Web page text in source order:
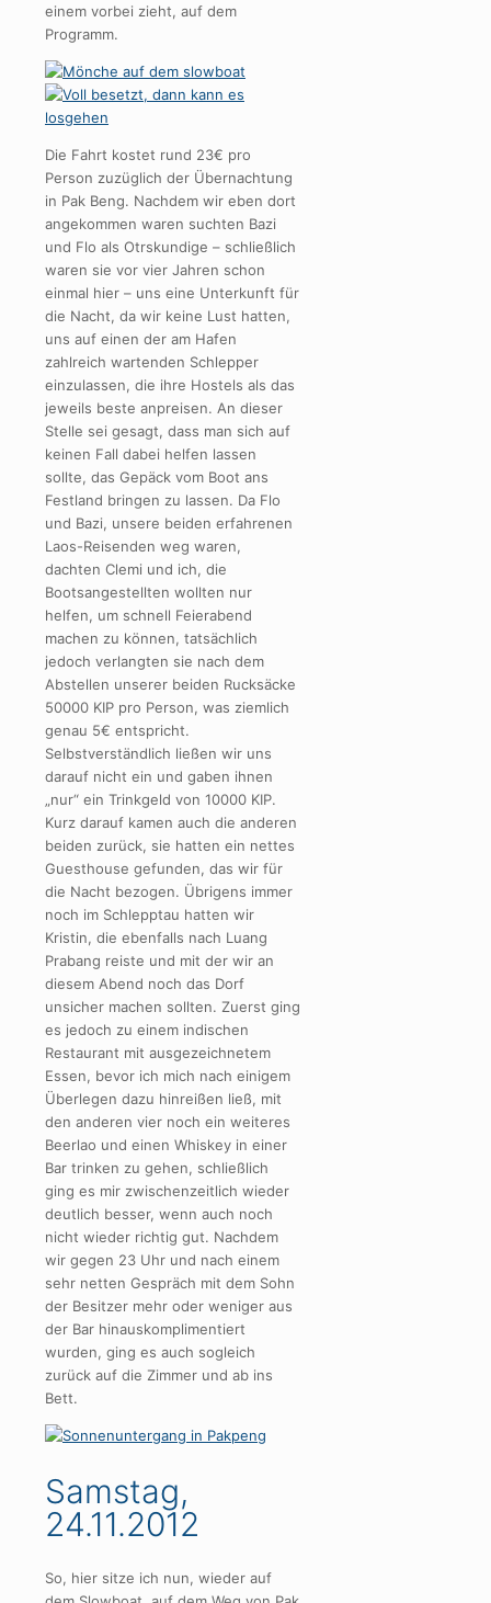
einem vorbei zieht, auf dem
Programm.
Die Fahrt kostet rund 23€ pro
Person zuzüglich der Übernachtung
in Pak Beng. Nachdem wir eben dort
angekommen waren suchten Bazi
und Flo als Otrskundige – schließlich
waren sie vor vier Jahren schon
einmal hier – uns eine Unterkunft für
die Nacht, da wir keine Lust hatten,
uns auf einen der am Hafen
zahlreich wartenden Schlepper
einzulassen, die ihre Hostels als das
jeweils beste anpreisen. An dieser
Stelle sei gesagt, dass man sich auf
keinen Fall dabei helfen lassen
sollte, das Gepäck vom Boot ans
Festland bringen zu lassen. Da Flo
und Bazi, unsere beiden erfahrenen
Laos-Reisenden weg waren,
dachten Clemi und ich, die
Bootsangestellten wollten nur
helfen, um schnell Feierabend
machen zu können, tatsächlich
jedoch verlangten sie nach dem
Abstellen unserer beiden Rucksäcke
50000 KIP pro Person, was ziemlich
genau 5€ entspricht.
Selbstverständlich ließen wir uns
darauf nicht ein und gaben ihnen
„nur“ ein Trinkgeld von 10000 KIP.
Kurz darauf kamen auch die anderen
beiden zurück, sie hatten ein nettes
Guesthouse gefunden, das wir für
die Nacht bezogen. Übrigens immer
noch im Schlepptau hatten wir
Kristin, die ebenfalls nach Luang
Prabang reiste und mit der wir an
diesem Abend noch das Dorf
unsicher machen sollten. Zuerst ging
es jedoch zu einem indischen
Restaurant mit ausgezeichnetem
Essen, bevor ich mich nach einigem
Überlegen dazu hinreißen ließ, mit
den anderen vier noch ein weiteres
Beerlao und einen Whiskey in einer
Bar trinken zu gehen, schließlich
ging es mir zwischenzeitlich wieder
deutlich besser, wenn auch noch
nicht wieder richtig gut. Nachdem
wir gegen 23 Uhr und nach einem
sehr netten Gespräch mit dem Sohn
der Besitzer mehr oder weniger aus
der Bar hinauskomplimentiert
wurden, ging es auch sogleich
zurück auf die Zimmer und ab ins
Bett.
Samstag,
24.11.2012
So, hier sitze ich nun, wieder auf